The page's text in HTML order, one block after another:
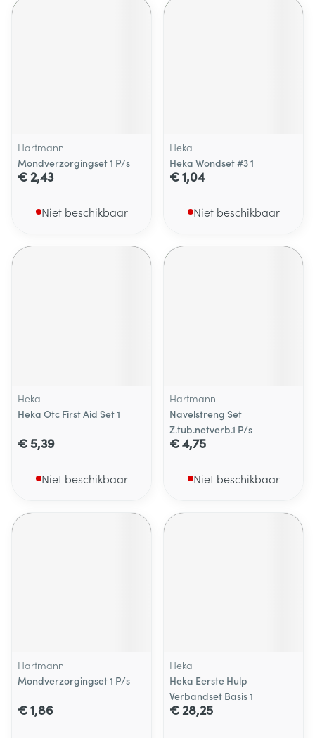
Hartmann
Mondverzorgingset 1 P/s
€ 2,43
Niet beschikbaar
Heka
Heka Wondset #3 1
€ 1,04
Niet beschikbaar
Heka
Heka Otc First Aid Set 1
€ 5,39
Niet beschikbaar
Hartmann
Navelstreng Set
Z.tub.netverb.1 P/s
€ 4,75
Niet beschikbaar
Hartmann
Mondverzorgingset 1 P/s
€ 1,86
Heka
Heka Eerste Hulp
Verbandset Basis 1
€ 28,25